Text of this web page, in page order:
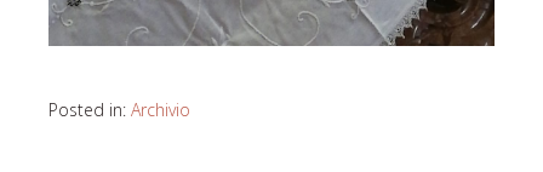
Posted in: Archivio